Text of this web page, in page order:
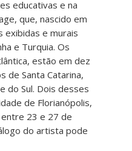
educativas e na
que, nascido em
exibidas e murais
e Turquia. Os
estão em dez
de Santa Catarina,
do Sul. Dois desses
de Florianópolis,
23 e 27 de
do artista pode